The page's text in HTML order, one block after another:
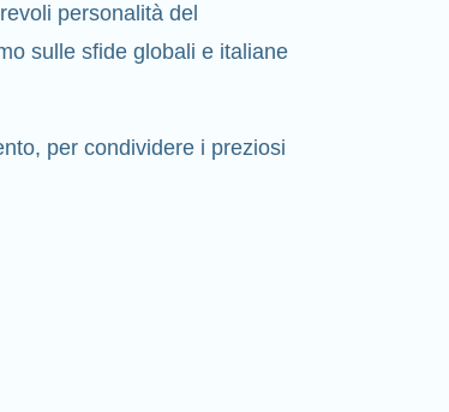
personalità del
sulle sfide globali e italiane
per condividere i preziosi